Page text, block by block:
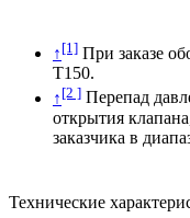
↑ [1] При заказе
Т150.
↑ [2 ] Перепад
открытия
заказчика в
Технические